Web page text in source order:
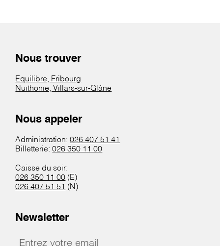
Nous trouver
Equilibre, Fribourg
Nuithonie, Villars-sur-Glâne
Nous appeler
Administration:026 407 51 41
Billetterie:026 350 11 00
Caisse du soir:
026 350 11 00 (E)
026 407 51 51 (N)
Newsletter